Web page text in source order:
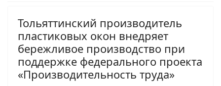
Тольяттинский производитель
пластиковых окон внедряет
бережливое производство при
поддержке федерального проекта
«Производительность труда»